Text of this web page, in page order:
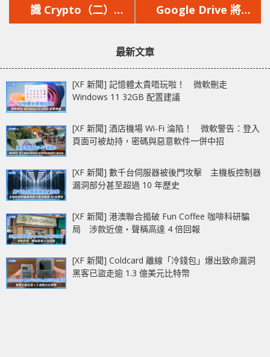
篇
文
識 Crypto（二）
Bitcoin‧流動性‧價
篇
文
Google Drive 將
macOS 的
最新文章
[XF 新聞] 記憶體太貴唔玩啦！ 微軟刪走
Windows 11 32GB 配置建議
[XF 新聞] 酒店機場 Wi-Fi 淪陷！ 微軟警告：登入
頁面可被劫持，密碼與惡意軟件一併中招
[XF 新聞] 數千台伺服器被後門攻擊 主機板控制器
漏洞部分甚至超過 10 年歷史
[XF 新聞] 港澳聯合搗破 Fun Coffee 咖啡科研騙
局 涉款近億‧聲稱高達 4 倍回報
[XF 新聞] Coldcard 離線「冷錢包」爆出致命漏洞
黑客已盜走逾 1.3 億美元比特幣